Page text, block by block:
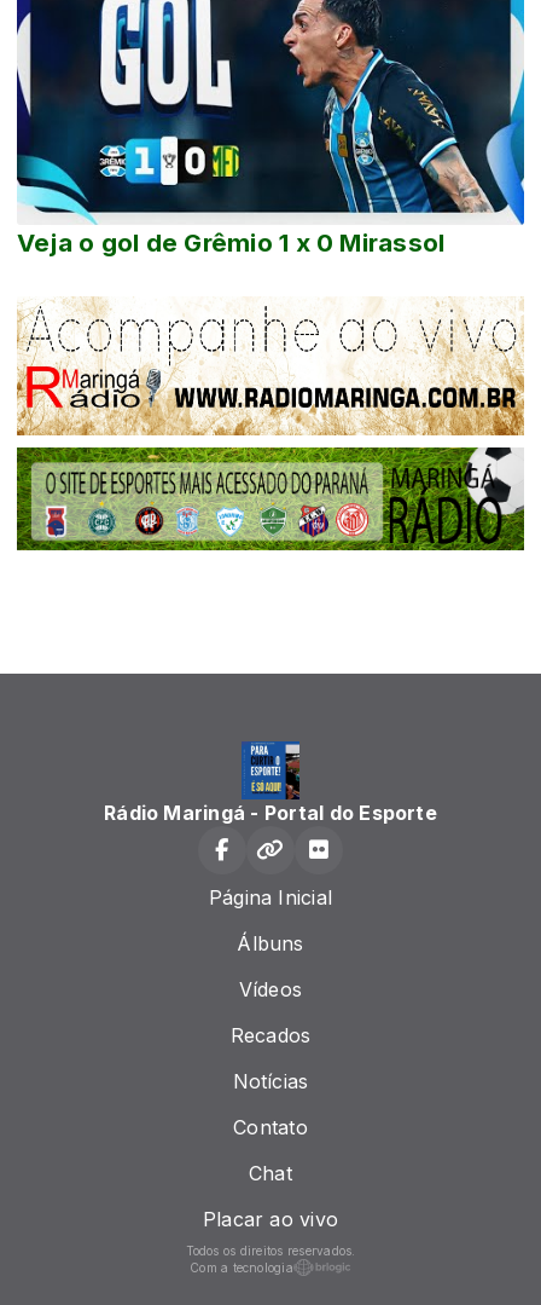
Veja o gol de Grêmio 1 x 0 Mirassol
Rádio Maringá - Portal do Esporte
Página Inicial
Álbuns
Vídeos
Recados
Notícias
Contato
Chat
Placar ao vivo
Todos os direitos reservados.
Com a tecnologia